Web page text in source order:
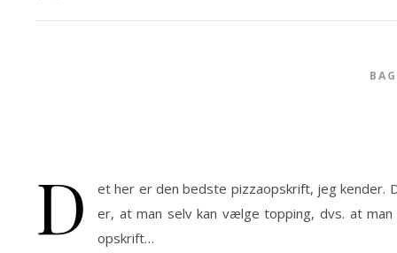
D
et her er den bedste pizzaopskrift, jeg kender.
er, at man selv kan vælge topping, dvs. at
opskrift…